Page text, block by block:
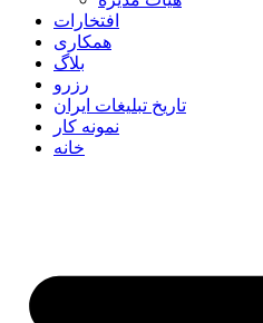
افتخارات
همکاری
بلاگ
رزرو
تاریخ تبلیغات ایران
نمونه کار
خانه